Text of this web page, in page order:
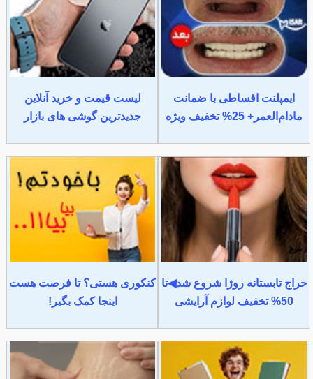
ایمپلنت اقساطی با ضمانت
مادام‌العمر+ 25% تخفیف ویژه
لیست قیمت و خرید آنلاین
جدیدترین گوشی های بازار
حراج تابستانه روژا شروع شد◀تا
50% تخفیف لوازم آرایشی
کنکوری هستی؟ تا فرصت هست
اینجا کمک بگیر!